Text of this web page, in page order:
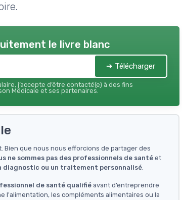
le livre blanc
➔ Télécharger
j’accepte d’être contacté(e) à des fins
Médicale et ses partenaires.
que nous nous efforcions de partager des
ne sommes pas des professionnels de santé et
diagnostic ou un traitement personnalisé.
de santé qualifié avant d’entreprendre
l'alimentation, les compléments alimentaires ou la